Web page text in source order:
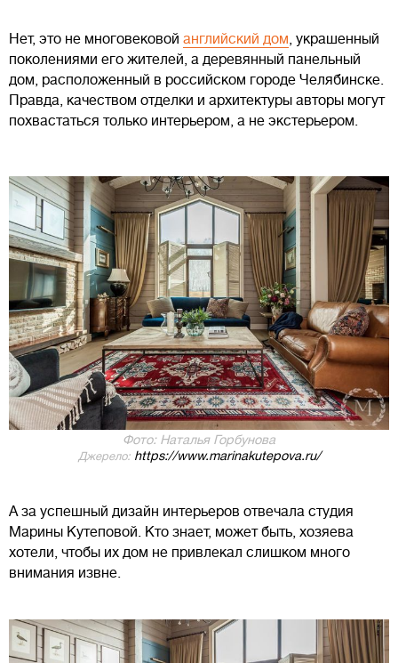
Нет, это не многовековой английский дом, украшенный
поколениями его жителей, а деревянный панельный
дом, расположенный в российском городе Челябинске.
Правда, качеством отделки и архитектуры авторы могут
похвастаться только интерьером, а не экстерьером.
Фото: Наталья Горбунова
Джерело:https://www.marinakutepova.ru/
А за успешный дизайн интерьеров отвечала студия
Марины Кутеповой. Кто знает, может быть, хозяева
хотели, чтобы их дом не привлекал слишком много
внимания извне.